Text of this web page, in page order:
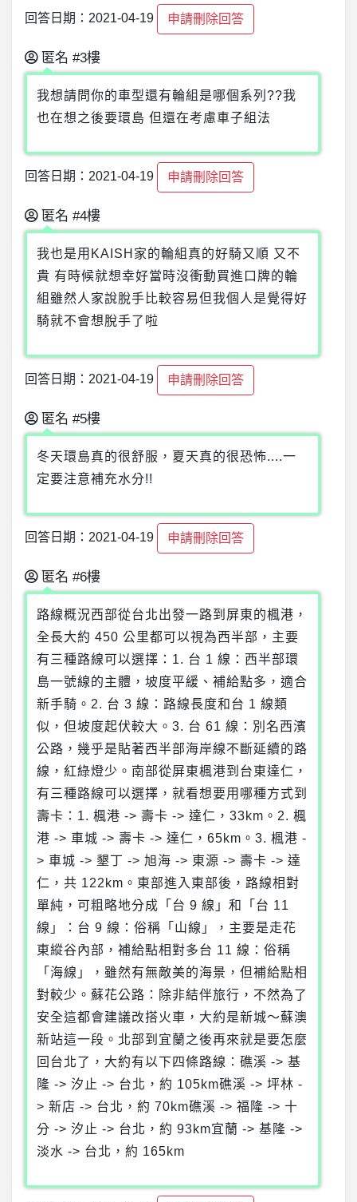
回答日期：2021-04-19 申請刪除回答
匿名 #3樓
我想請問你的車型還有輪組是哪個系列??我
也在想之後要環島 但還在考慮車子組法
回答日期：2021-04-19 申請刪除回答
匿名 #4樓
我也是用KAISH家的輪組真的好騎又順 又不
貴 有時候就想幸好當時沒衝動買進口牌的輪
組雖然人家說脫手比較容易但我個人是覺得好
騎就不會想脫手了啦
回答日期：2021-04-19 申請刪除回答
匿名 #5樓
冬天環島真的很舒服，夏天真的很恐怖....一
定要注意補充水分!!
回答日期：2021-04-19 申請刪除回答
匿名 #6樓
路線概況西部從台北出發一路到屏東的楓港，
全長大約 450 公里都可以視為西半部，主要
有三種路線可以選擇：1. 台 1 線：西半部環
島一號線的主體，坡度平緩、補給點多，適合
新手騎。2. 台 3 線：路線長度和台 1 線類
似，但坡度起伏較大。3. 台 61 線：別名西濱
公路，幾乎是貼著西半部海岸線不斷延續的路
線，紅綠燈少。南部從屏東楓港到台東達仁，
有三種路線可以選擇，就看想要用哪種方式到
壽卡：1. 楓港 -> 壽卡 -> 達仁，33km。2. 楓
港 -> 車城 -> 壽卡 -> 達仁，65km。3. 楓港 -
> 車城 -> 墾丁 -> 旭海 -> 東源 -> 壽卡 -> 達
仁，共 122km。東部進入東部後，路線相對
單純，可粗略地分成「台 9 線」和「台 11
線」：台 9 線：俗稱「山線」，主要是走花
東縱谷內部，補給點相對多台 11 線：俗稱
「海線」，雖然有無敵美的海景，但補給點相
對較少。蘇花公路：除非結伴旅行，不然為了
安全這都會建議改搭火車，大約是新城～蘇澳
新站這一段。北部到宜蘭之後再來就是要怎麼
回台北了，大約有以下四條路線：礁溪 -> 基
隆 -> 汐止 -> 台北，約 105km礁溪 -> 坪林 -
> 新店 -> 台北，約 70km礁溪 -> 福隆 -> 十
分 -> 汐止 -> 台北，約 93km宜蘭 -> 基隆 ->
淡水 -> 台北，約 165km